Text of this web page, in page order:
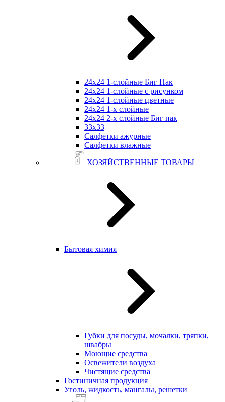
24х24 1-слойные Биг Пак
24х24 1-слойные с рисунком
24х24 1-слойные цветные
24х24 1-х слойные
24х24 2-х слойные Биг пак
33х33
Салфетки ажурные
Салфетки влажные
ХОЗЯЙСТВЕННЫЕ ТОВАРЫ
Бытовая химия
Губки для посуды, мочалки, тряпки,
швабры
Моющие средства
Освежители воздуха
Чистящие средства
Гостиничная продукция
Уголь, жидкость, мангалы, решетки